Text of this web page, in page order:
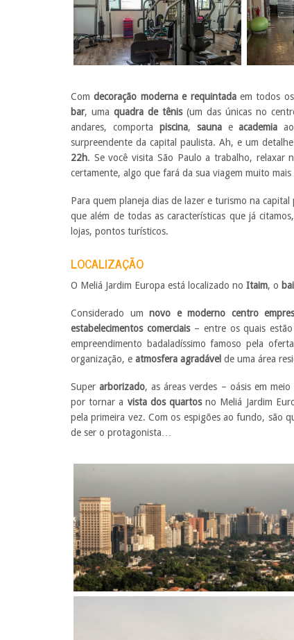
Comdecoração moderna e requintadaem todos os
bar, umaquadra de tênis(um das únicas no
andares, comporta piscina, saunaeacademia
surpreendente da capital paulista. Ah, e um
22h. Se você visita São Paulo a trabalho, relaxar
certamente, algo que fará da sua viagem muito mais
Para quem planeja dias de lazer e turismo na
que além de todas as características que já
lojas, pontos turísticos.
LOCALIZAÇÃO
O Meliá Jardim Europa está localizado no Itaim, o
Considerado umnovo e moderno centro
estabelecimentos comerciais– entre os quais
empreendimento badaladíssimo famoso pela
organização, e atmosfera agradável de uma área
Superarborizado, as áreas verdes – oásis em
por tornar a vista dos quartosno Meliá Jardim
pela primeira vez. Com os espigões ao fundo, são
de ser o protagonista…